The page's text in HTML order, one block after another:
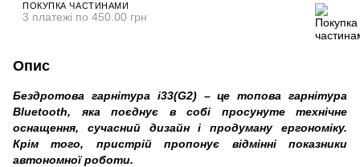
ПОКУПКА ЧАСТИНАМИ
3 платежі по 450.00 грн
Опис
Бездротова гарнітура i33(G2) – це топова гарнітура
Bluetooth, яка поєднує в собі просунуте технічне
оснащення, сучасний дизайн і продуману ергономіку.
Крім того, пристрій пропонує відмінні показники
автономної роботи.